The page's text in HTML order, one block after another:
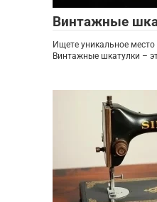
Винтажные
Ищете уникальное
Винтажные шкатулки –